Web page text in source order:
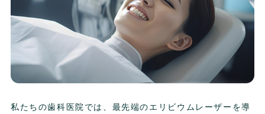
私たちの歯科医院では、最先端のエリビウムレーザーを導